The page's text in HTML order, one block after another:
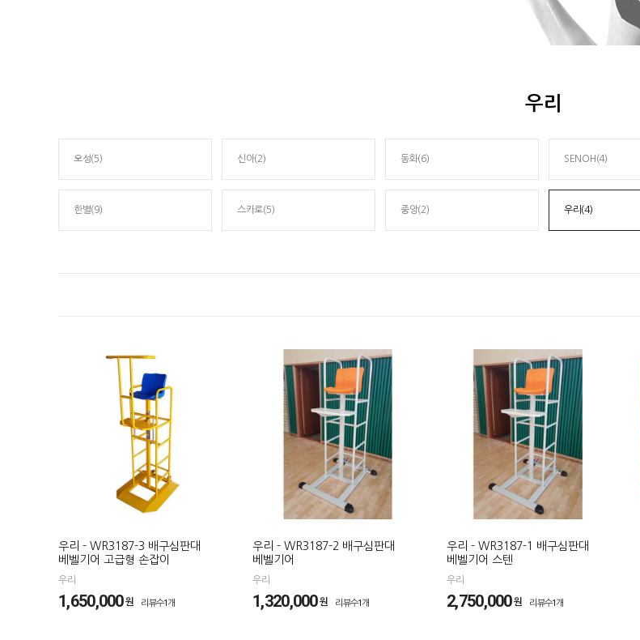
우리
오성(5) 신아(2) 동화(6) SENOH(4)
한별(9) 스카로(5) 중앙(2) 우리(4)
우리 - WR3187-3 배구심판대
베벨기어 고급형 손잡이
우리
1,650,000원 리뷰수1개
우리 - WR3187-2 배구심판대
베벨기어
우리
1,320,000원 리뷰수1개
우리 - WR3187-1 배구심판대
베벨기어 스텐
우리
2,750,000원 리뷰수1개